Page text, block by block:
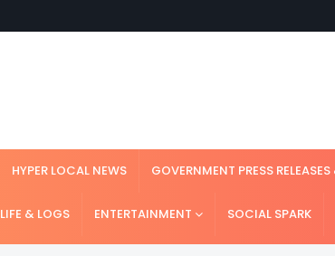
HYPER LOCAL NEWS GOVERNMENT PRESS
LIFE & LOGS ENTERTAINMENT SOCIAL SPARK